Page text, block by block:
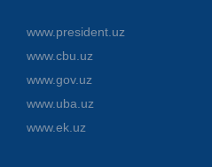
www.president.uz
www.cbu.uz
www.gov.uz
www.uba.uz
www.ek.uz